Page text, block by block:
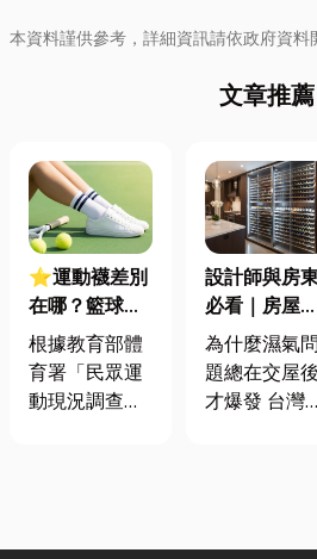
本資料謹供參考，詳細資訊請依政府資料
文章推薦
⭐運動襪差別
在哪？籃球、
慢跑、排球襪
挑選全攻略，
穿對了運動不
根據教育部體
育署「民眾運
動現況調查」
與各類球類運
設計師與房
必看｜房屋濕
氣重怎麼辦？
全屋除濕機＋
全熱交換器整
為什麼濕氣問
題總在交屋後
才爆發 台灣氣
同步規劃空